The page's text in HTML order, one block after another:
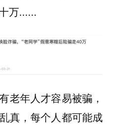
万......
老年人才容易被骗，
真，每个人都可能成